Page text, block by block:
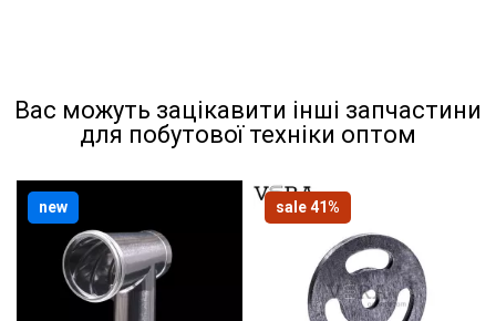
Вас можуть зацікавити інші запчастини
для побутової техніки оптом
new sale 41%